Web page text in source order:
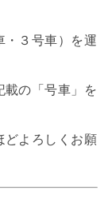
・３号車）を運
載の「号車」を
どよろしくお願